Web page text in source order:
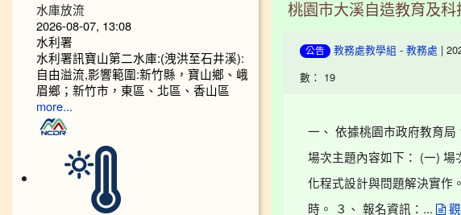
桃園市大溪自造教育及
公告 教務處教學組 - 教務處 |
數： 19
一、 依據桃園市政府教育局
場次主題內容如下： (一) 場
化程式設計與問題解決實作
時。 ３、 報名資訊：...
水庫放流
2026-08-07, 13:08
水利署
水利署訊寶山第二水庫:(洩洪至石井溪):
自由溢流,影響範圍:新竹縣，寶山鄉、峨
眉鄉；新竹市，東區、北區、香山區
more...